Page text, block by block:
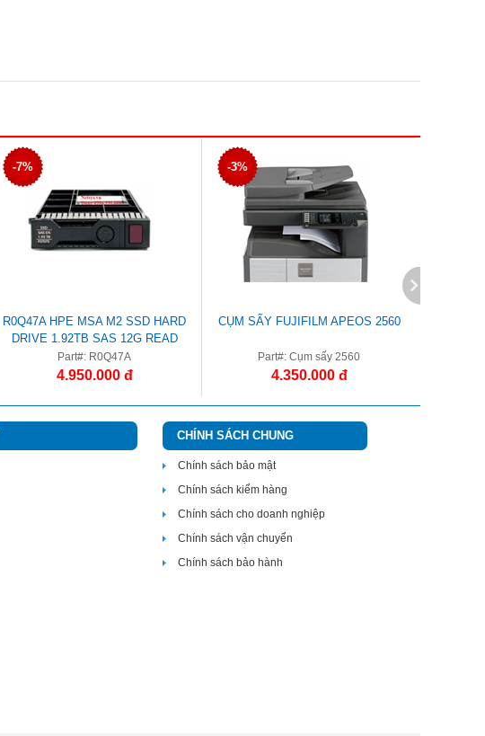
-7%
R0Q47A HPE MSA M2 SSD HARD
DRIVE 1.92TB SAS 12G READ
INTENSIVE SFF 2.5IN
Part#: R0Q47A
4.950.000 đ
-3%
CỤM SẤY FUJIFILM APEOS 2560
Part#: Cụm sấy 2560
4.350.000 đ
CHÍNH SÁCH CHUNG
Chính sách bảo mật
Chính sách kiểm hàng
Chính sách cho doanh nghiệp
Chính sách vận chuyển
Chính sách bảo hành